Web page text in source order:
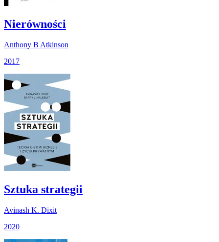
Nierówności
Anthony B Atkinson
2017
Sztuka strategii
Avinash K. Dixit
2020